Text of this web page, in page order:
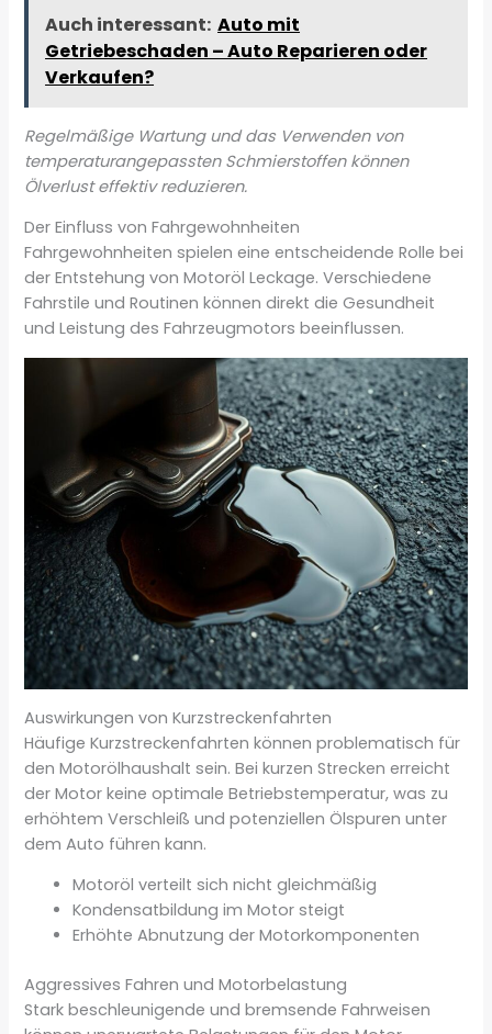
Auch interessant: Auto mit
Getriebeschaden – Auto Reparieren oder
Verkaufen?
Regelmäßige Wartung und das Verwenden von
temperaturangepassten Schmierstoffen können
Ölverlust effektiv reduzieren.
Der Einfluss von Fahrgewohnheiten
Fahrgewohnheiten spielen eine entscheidende Rolle bei
der Entstehung von Motoröl Leckage. Verschiedene
Fahrstile und Routinen können direkt die Gesundheit
und Leistung des Fahrzeugmotors beeinflussen.
Auswirkungen von Kurzstreckenfahrten
Häufige Kurzstreckenfahrten können problematisch für
den Motorölhaushalt sein. Bei kurzen Strecken erreicht
der Motor keine optimale Betriebstemperatur, was zu
erhöhtem Verschleiß und potenziellen Ölspuren unter
dem Auto führen kann.
Motoröl verteilt sich nicht gleichmäßig
Kondensatbildung im Motor steigt
Erhöhte Abnutzung der Motorkomponenten
Aggressives Fahren und Motorbelastung
Stark beschleunigende und bremsende Fahrweisen